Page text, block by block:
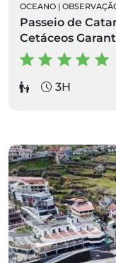
OCEANO |
Passeio de
Cetáceos
3H